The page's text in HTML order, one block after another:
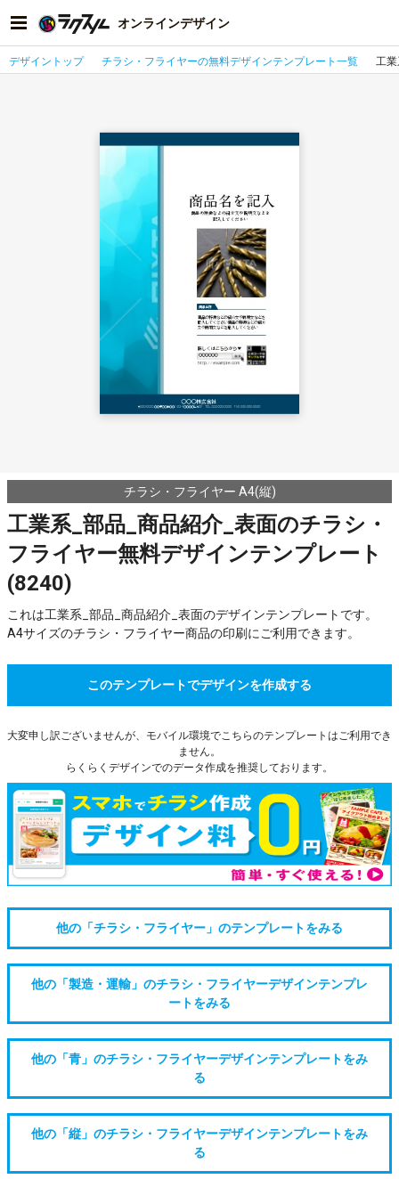
オンラインデザイン
デザイントップ チラシ・フライヤーの無料デザインテンプレート一覧 工業
チラシ・フライヤー A4(縦)
工業系_部品_商品紹介_表面のチラシ・
フライヤー無料デザインテンプレート
(8240)
これは工業系_部品_商品紹介_表面のデザインテンプレートです。
A4サイズのチラシ・フライヤー商品の印刷にご利用できます。
このテンプレートでデザインを作成する
大変申し訳ございませんが、モバイル環境でこちらのテンプレートはご利用でき
ません。
らくらくデザインでのデータ作成を推奨しております。
他の「チラシ・フライヤー」のテンプレートをみる
他の「製造・運輸」のチラシ・フライヤーデザインテンプレ
ートをみる
他の「青」のチラシ・フライヤーデザインテンプレートをみ
る
他の「縦」のチラシ・フライヤーデザインテンプレートをみ
る